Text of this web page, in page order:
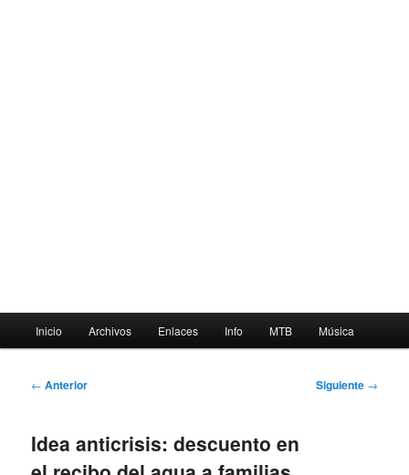
principal
Inicio Archivos Enlaces Info MTB Música
Navegación
← Anterior Siguiente →
Idea anticrisis: descuento en